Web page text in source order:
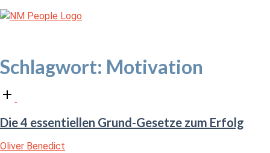
Skip
to
Home
Schlagwort: Motivation
Open
Die 4 essentiellen Grund-Gesetze zum Erfolg
Oliver Benedict